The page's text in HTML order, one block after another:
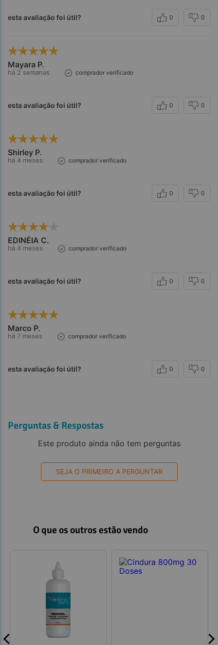
esta avaliação foi útil? 0 0
Mayara P.
há 2 semanas comprador verificado
esta avaliação foi útil? 0 0
Shirley P.
há 4 meses comprador verificado
esta avaliação foi útil? 0 0
EDINÉIA C.
há 4 meses comprador verificado
esta avaliação foi útil? 0 0
Marco P.
há 7 meses comprador verificado
esta avaliação foi útil? 0 0
Perguntas & Respostas
Este produto ainda não tem perguntas
SEJA O PRIMEIRO A PERGUNTAR
O que os outros estão vendo